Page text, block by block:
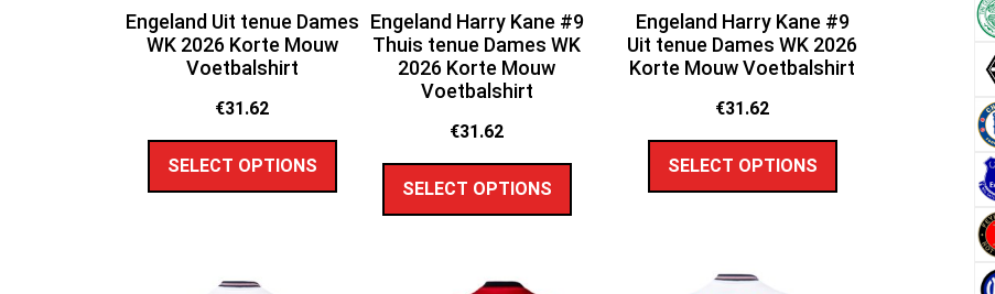
Engeland Uit tenue Dames
WK 2026 Korte Mouw
Voetbalshirt
€31.62
SELECT OPTIONS
Engeland Harry Kane #9
Thuis tenue Dames WK
2026 Korte Mouw
Voetbalshirt
€31.62
SELECT OPTIONS
Engeland Harry Kane #9
Uit tenue Dames WK 2026
Korte Mouw Voetbalshirt
€31.62
SELECT OPTIONS